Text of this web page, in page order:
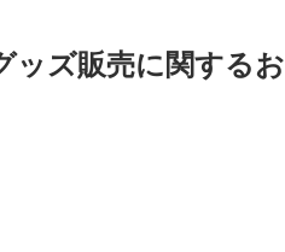
ッズ販売に関するお